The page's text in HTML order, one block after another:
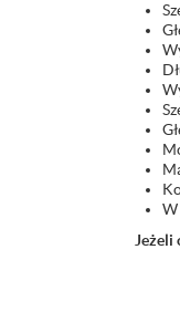
W
Jeżeli